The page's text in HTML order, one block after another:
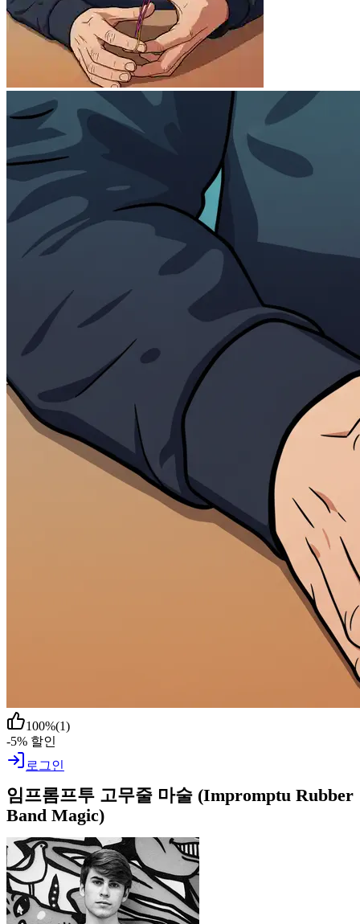
100%(1)
-5% 할인
로그인
임프롬프투 고무줄 마술 (Impromptu Rubber
Band Magic)